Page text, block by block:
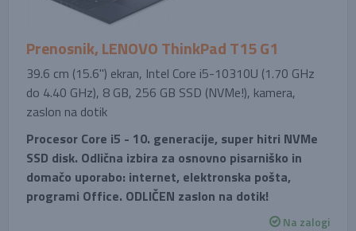
Prenosnik, LENOVO ThinkPad T15 G1
39.6 cm (15.6'') ekran, Intel Core i5-10310U (1.70 GHz
do 4.40 GHz), 8 GB, 256 GB SSD (NVMe!), kamera,
zaslon na dotik
Procesor Core i5 - 10. generacije, super hitri NVMe
SSD disk. Odlična izbira za osnovno pisarniško in
domačo uporabo: internet, elektronska pošta,
programi Office. ODLIČEN zaslon na dotik!
Na zalogi